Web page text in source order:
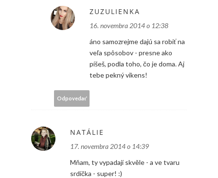
ZUZULIENKA
16. novembra 2014 o 12:38
áno samozrejme dajú sa robiť na
veľa spôsobov - presne ako
píšeš, podla toho, čo je doma. Aj
tebe pekný vikens!
Odpovedať
NATÁLIE
17. novembra 2014 o 14:39
Mňam, ty vypadají skvěle - a ve tvaru
srdíčka - super! :)